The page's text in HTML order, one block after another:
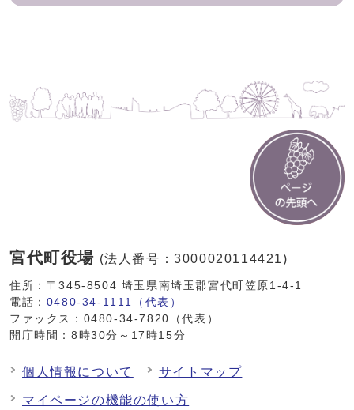
宮代町役場 (法人番号：3000020114421)
住所：〒345-8504 埼玉県南埼玉郡宮代町笠原1-4-1
電話： 0480-34-1111（代表）
ファックス：0480-34-7820（代表）
開庁時間：8時30分～17時15分
個人情報について サイトマップ
マイページの機能の使い方